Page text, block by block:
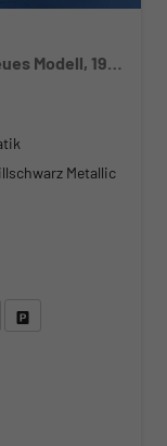
1.5 eTSI 110 kW R-Line DSG Black, neues Modell, 19-Zoll, Winter, sofort
Metallic
an drucken (PDF)